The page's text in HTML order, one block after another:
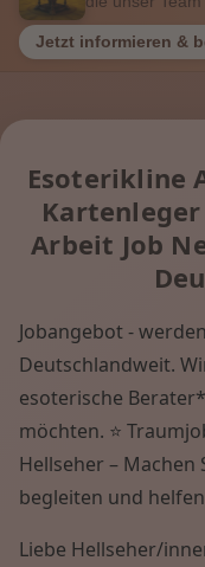
Wahrsagen
Magische
Pendeln
Menü:
Menü:
Wissen von
Jetzt informieren &
Esoterikline
Arbeit Job
Jobangebot -
Deutschlandweit.
esoterische
möchten. ⭐
Hellseher –
begleiten und
Liebe Hellseher/